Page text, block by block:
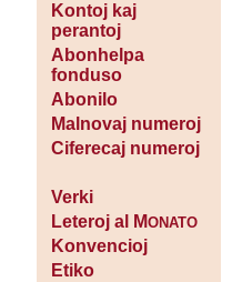
Kontoj kaj
perantoj
Abonhelpa
fonduso
Abonilo
Malnovaj numeroj
Ciferecaj numeroj
Verki
Leteroj al MONATO
Konvencioj
Etiko